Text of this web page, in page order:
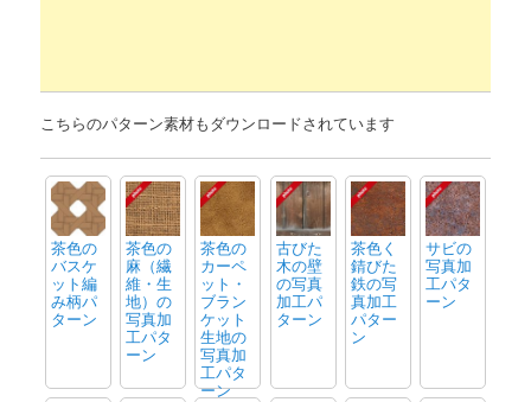
こちらのパターン素材もダウンロードされています
茶色の
バスケ
ット編
み柄パ
ターン
茶色の
麻（繊
維・生
地）の
写真加
工パタ
ーン
茶色の
カーペ
ット・
ブラン
ケット
生地の
写真加
工パタ
ーン
古びた
木の壁
の写真
加工パ
ターン
茶色く
錆びた
鉄の写
真加工
パター
ン
サビの
写真加
工パタ
ーン